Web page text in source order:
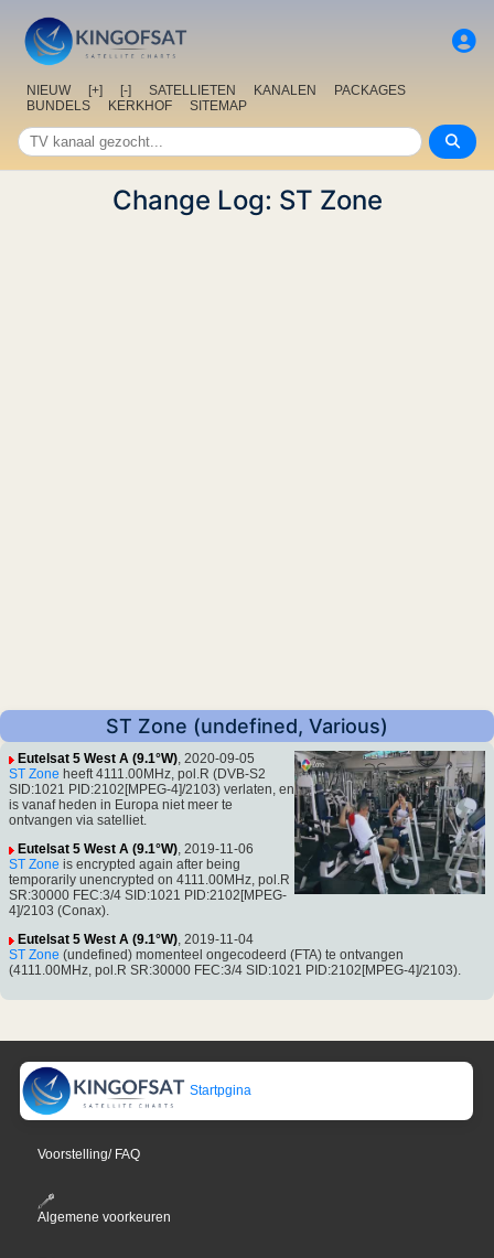
NIEUW [+] [-] SATELLIETEN KANALEN
PACKAGES
BUNDELS
KERKHOF SITEMAP
Change Log: ST Zone
ST Zone (undefined, Various)
Eutelsat 5 West A (9.1°W), 2020-09-05
ST Zone heeft 4111.00MHz, pol.R (DVB-S2
SID:1021 PID:2102[MPEG-4]/2103) verlaten, en
is vanaf heden in Europa niet meer te
ontvangen via satelliet.
Eutelsat 5 West A (9.1°W), 2019-11-06
ST Zone is encrypted again after being
temporarily unencrypted on 4111.00MHz, pol.R
SR:30000 FEC:3/4 SID:1021 PID:2102[MPEG-
4]/2103 (Conax).
Eutelsat 5 West A (9.1°W), 2019-11-04
ST Zone (undefined) momenteel ongecodeerd (FTA) te ontvangen
(4111.00MHz, pol.R SR:30000 FEC:3/4 SID:1021 PID:2102[MPEG-4]/2103).
Startpgina
Voorstelling/ FAQ
Algemene voorkeuren